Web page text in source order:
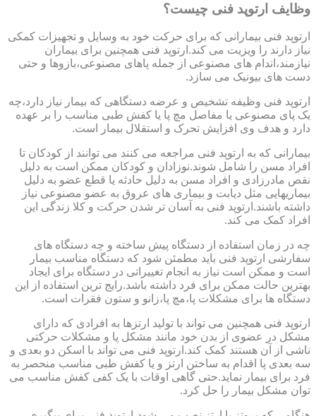
وظایف ارتوپد فنی چیست؟
ارتوپد فنی بیمارانی که برای حرکت خود به وسایل و تجهیزات کمکی
نیاز دارند را ویزیت می کند.ارتوپد فنی همچنین برای بیماران
نیازمند،اندام های مصنوعی از جمله پاهای مصنوعی،بازوها و حتی
دست های بیونیک می سازد.
ارتوپد فنی وظیفه تشخیص و عرضه دستگاهی که بیمار نیاز دارد،چه
یک پای مصنوعی یا مفاصل مچ پا یا کفش طبی مناسب را بر عهده
دارد و هدف وی افزایش تحرک و استقلال بیمار است.
بیمارانی که به ارتوپد فنی مراجعه می کنند می توانند از کودکان تا
افراد مسن را شامل شوند.نوزادان و کودکان ممکن است به دلیل
نقص مادرزادی و افراد مسن به دلیل حادثه یا قطع عضو به دلیل
بیماریهایی مثل دیابت و بیماری های عروق به عضو مصنوعی نیاز
داشته باشند.ارتوپد فنی به آسان تر شدن حرکت و کلا زندگی این
افراد کمک می کند.
چه در زمان استفاده از دستگاه پیش ساخته و چه دستگاه های
سفارشی ارتوپد فنی باید مطمئن شود که دستگاه مناسب بیمار
است و ممکن است نیاز به انجام تغییراتی در دستگاه برای ایجاد
بهترین حالت ممکن برای فرد داشته باشد.رایج ترین استفاده از این
دستگاه ها برای مشکلات پا،مچ پا،زانو و ستون فقرات است.
ارتوپد فنی همچنین می تواند با تولید ارتزها به افرادی که دارای
مشکل در عضوی از بدن خود مانند مشکل پا و مشکلات حرکتی
ناشی از آن هستند کمک کند.ارتوپد فنی می تواند با اسکن دو بعدی و
سه بعدی پا اقدام به ساختن ارتز و یا کفش طبی مناسب منحصر به
فرد برای بیمار نماید.حتی گاهی اوقات با یک کفی کفش مناسب می
توان مشکل بیمار را حل کرد.